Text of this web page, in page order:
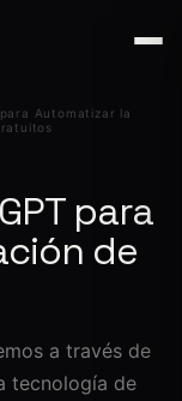
Automatizar la
para
de
a través de
tecnología de